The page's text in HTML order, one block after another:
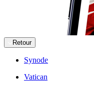
Retour
Synode
Vatican